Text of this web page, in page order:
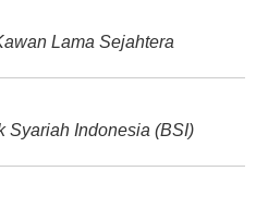
Lama Sejahtera
Syariah Indonesia (BSI)